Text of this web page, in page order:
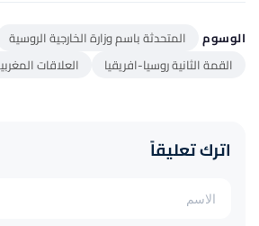
الوسوم المتحدثة باسم وزارة الخارجية الروسية
القمة الثانية روسيا-افريقيا
العلاقات
اترك تعليقاً